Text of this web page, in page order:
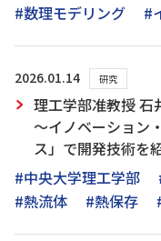
#数理モデリング
#
2026.01.14 研究
理工学部准教授 石
～イノベーション
ス」で開発技術を
#中央大学理工学部
#熱流体
#熱保存